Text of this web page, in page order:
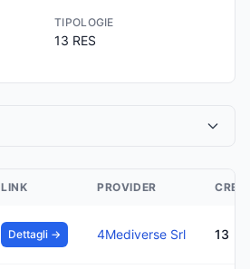
TIPOLOGIE
13 RES
LINK PROVIDER
Dettagli → 4Mediverse Srl 13